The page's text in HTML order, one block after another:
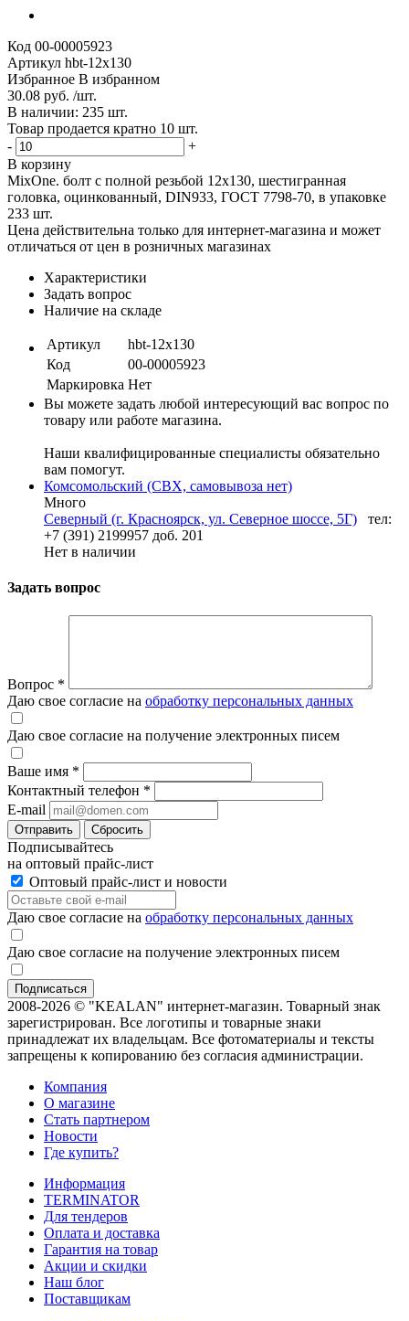
Код 00-00005923
Артикул hbt-12x130
Избранное В избранном
30.08 руб. /шт.
В наличии: 235 шт.
Товар продается кратно 10 шт.
-
+
В корзину
MixOne. болт с полной резьбой 12х130, шестигранная
головка, оцинкованный, DIN933, ГОСТ 7798-70, в упаковке
233 шт.
Цена действительна только для интернет-магазина и может
отличаться от цен в розничных магазинах
Характеристики
Задать вопрос
Наличие на складе
Артикул
hbt-12x130
Код
00-00005923
Маркировка Нет
Вы можете задать любой интересующий вас вопрос по
товару или работе магазина.
Наши квалифицированные специалисты обязательно
вам помогут.
Комсомольский (СВХ, самовывоза нет)
Много
Северный (г. Красноярск, ул. Северное шоссе, 5Г)
тел:
+7 (391) 2199957 доб. 201
Нет в наличии
Задать вопрос
Вопрос *
Даю свое согласие на обработку персональных данных
Даю свое согласие на получение электронных писем
Ваше имя *
Контактный телефон *
E-mail
Отправить Сбросить
Подписывайтесь
на оптовый прайс-лист
Оптовый прайс-лист и новости
Даю свое согласие на обработку персональных данных
Даю свое согласие на получение электронных писем
2008-2026 © "KEALAN" интернет-магазин. Товарный знак
зарегистрирован. Все логотипы и товарные знаки
принадлежат их владельцам. Все фотоматериалы и тексты
запрещены к копированию без согласия администрации.
Компания
О магазине
Стать партнером
Новости
Где купить?
Информация
TERMINATOR
Для тендеров
Оплата и доставка
Гарантия на товар
Акции и скидки
Наш блог
Поставщикам